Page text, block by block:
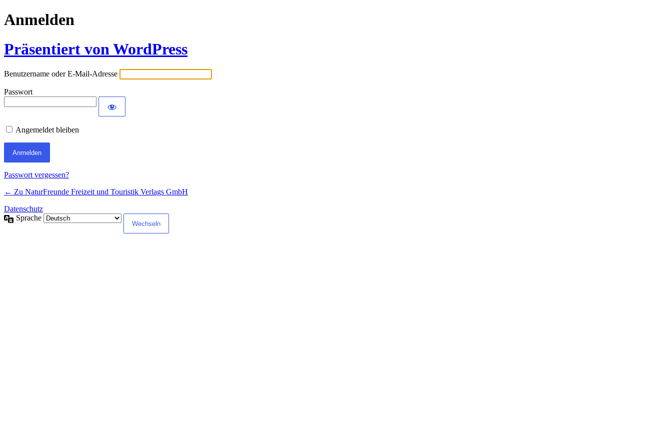
Anmelden
Präsentiert von WordPress
Benutzername oder E-Mail-Adresse
Passwort
Angemeldet bleiben
Passwort vergessen?
← Zu NaturFreunde Freizeit und Touristik Verlags GmbH
Datenschutz
Sprache